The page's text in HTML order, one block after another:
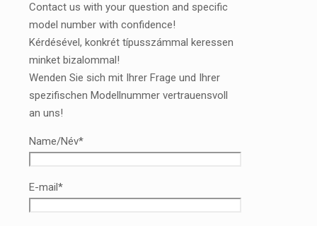
Contact us with your question and specific
model number with confidence!
Kérdésével, konkrét típusszámmal keressen
minket bizalommal!
Wenden Sie sich mit Ihrer Frage und Ihrer
spezifischen Modellnummer vertrauensvoll
an uns!
Name/Név*
E-mail*